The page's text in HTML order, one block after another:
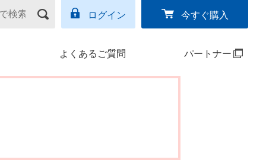
ログイン 今すぐ購入
よくあるご質問 パートナー